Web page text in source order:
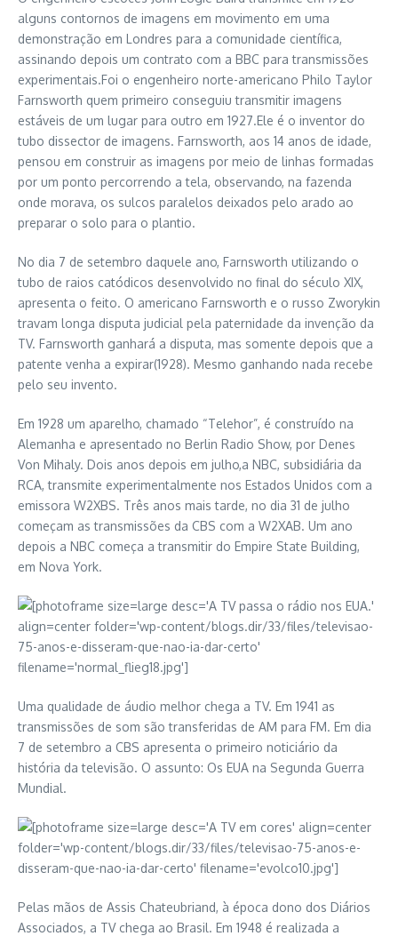
alguns contornos de imagens em movimento em uma
demonstração em Londres para a comunidade científica,
assinando depois um contrato com a BBC para transmissões
experimentais.Foi o engenheiro norte-americano Philo Taylor
Farnsworth quem primeiro conseguiu transmitir imagens
estáveis de um lugar para outro em 1927.Ele é o inventor do
tubo dissector de imagens. Farnsworth, aos 14 anos de idade,
pensou em construir as imagens por meio de linhas formadas
por um ponto percorrendo a tela, observando, na fazenda
onde morava, os sulcos paralelos deixados pelo arado ao
preparar o solo para o plantio.
No dia 7 de setembro daquele ano, Farnsworth utilizando o
tubo de raios catódicos desenvolvido no final do século XIX,
apresenta o feito. O americano Farnsworth e o russo Zworykin
travam longa disputa judicial pela paternidade da invenção da
TV. Farnsworth ganhará a disputa, mas somente depois que a
patente venha a expirar(1928). Mesmo ganhando nada recebe
pelo seu invento.
Em 1928 um aparelho, chamado “Telehor”, é construído na
Alemanha e apresentado no Berlin Radio Show, por Denes
Von Mihaly. Dois anos depois em julho,a NBC, subsidiária da
RCA, transmite experimentalmente nos Estados Unidos com a
emissora W2XBS. Três anos mais tarde, no dia 31 de julho
começam as transmissões da CBS com a W2XAB. Um ano
depois a NBC começa a transmitir do Empire State Building,
em Nova York.
Uma qualidade de áudio melhor chega a TV. Em 1941 as
transmissões de som são transferidas de AM para FM. Em dia
7 de setembro a CBS apresenta o primeiro noticiário da
história da televisão. O assunto: Os EUA na Segunda Guerra
Mundial.
Pelas mãos de Assis Chateubriand, à época dono dos Diários
Associados, a TV chega ao Brasil. Em 1948 é realizada a